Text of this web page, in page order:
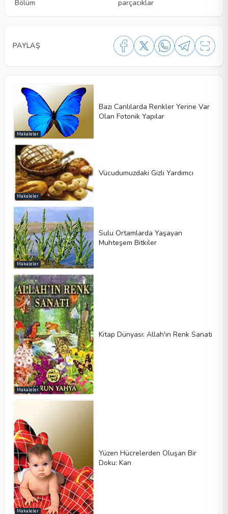
Bölüm
parçacıklar
PAYLAŞ
Makaleler
Bazı Canlılarda Renkler Yerine Var
Olan Fotonik Yapılar
Makaleler
Vücudumuzdaki Gizli Yardımcı
Makaleler
Sulu Ortamlarda Yaşayan
Muhteşem Bitkiler
Makaleler
Kitap Dünyası: Allah'ın Renk Sanatı
Makaleler
Yüzen Hücrelerden Oluşan Bir
Doku: Kan